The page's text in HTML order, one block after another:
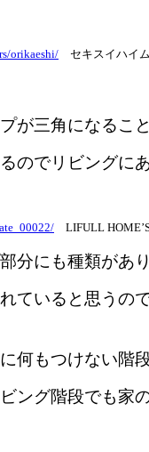
orikaeshi/ セキスイハイム
が三角になるこ
のでリビングに
LIFULL
分にも種類があ
ていると思うの
何もつけない階
ング階段でも家